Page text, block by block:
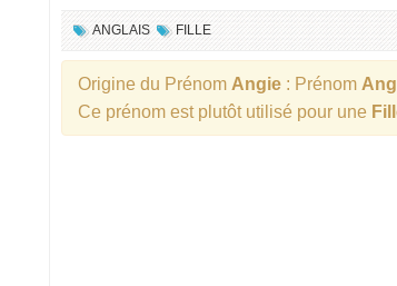
ANGLAIS FILLE
Origine du Prénom Angie : Prénom
Ce prénom est plutôt utilisé pour une